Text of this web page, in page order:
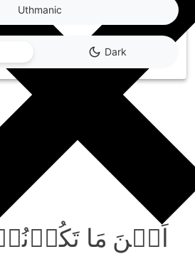
Dark
Uthmanic
اَیۡنَ مَا